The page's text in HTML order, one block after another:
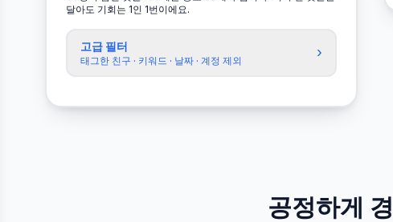
달아도 기회는 1인 1번이에요.
고급 필터
태그한 친구 · 키워드 · 날짜 · 계정 제외 ›
공정하게